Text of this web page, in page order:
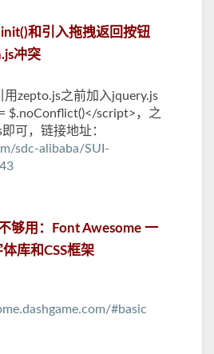
和引入拖拽返回按钮
冲突
用zepto.js之前加入jquery.js
$.noConflict()</script>，之
可，链接地址：
sdc-alibaba/SUI-
够用：Font Awesome 一
库和CSS框架
#basic